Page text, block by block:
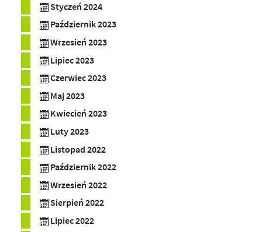
Styczeń 2024
Październik 2023
Wrzesień 2023
Lipiec 2023
Czerwiec 2023
Maj 2023
Kwiecień 2023
Luty 2023
Listopad 2022
Październik 2022
Wrzesień 2022
Sierpień 2022
Lipiec 2022